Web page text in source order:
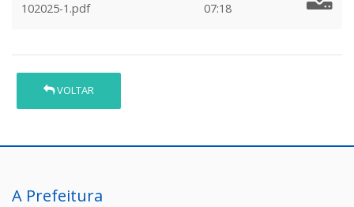
102025-1.pdf
07:18
VOLTAR
A Prefeitura